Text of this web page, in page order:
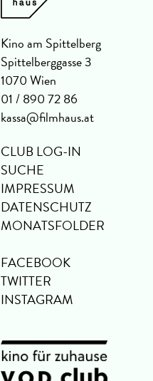
Kino am Spittelberg
Spittelberggasse 3
1070 Wien
01 / 890 72 86
kassa@filmhaus.at
CLUB LOG-IN
SUCHE
IMPRESSUM
DATENSCHUTZ
MONATSFOLDER
FACEBOOK
TWITTER
INSTAGRAM